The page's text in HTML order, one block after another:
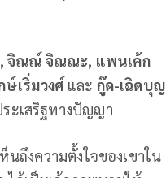
, จิณณ์ จิณณะ, แพนเค้ก
เริ่มวงศ์และ กู๊ด-เฉิดบุญ
ะเสริฐทางปัญญา
ถึงความตั้งใจของเขาใน